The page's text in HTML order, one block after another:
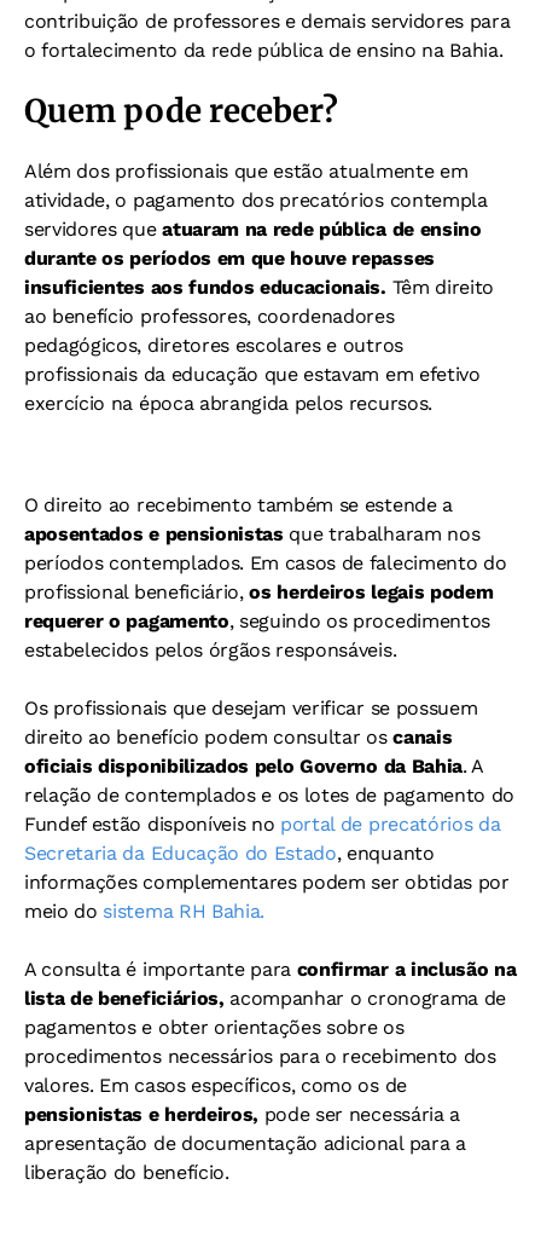
contribuição de professores e demais servidores para
o fortalecimento da rede pública de ensino na Bahia.
Quem pode receber?
Além dos profissionais que estão atualmente em
atividade, o pagamento dos precatórios contempla
servidores queatuaram na rede pública de ensino
durante os períodos em que houve repasses
insuficientes aos fundos educacionais. Têm direito
ao benefício professores, coordenadores
pedagógicos, diretores escolares e outros
profissionais da educação que estavam em efetivo
exercício na época abrangida pelos recursos.
O direito ao recebimento também se estende a
aposentados e pensionistas que trabalharam nos
períodos contemplados. Em casos de falecimento do
profissional beneficiário,os herdeiros legais podem
requerer o pagamento, seguindo os procedimentos
estabelecidos pelos órgãos responsáveis.
Os profissionais que desejam verificar se possuem
direito ao benefício podem consultar oscanais
oficiais disponibilizados pelo Governo da Bahia. A
relação de contemplados e os lotes de pagamento do
Fundef estão disponíveis no portal de precatórios da
Secretaria da Educação do Estado, enquanto
informações complementares podem ser obtidas por
meio do sistema RH Bahia.
A consulta é importante para confirmar a inclusão na
lista de beneficiários, acompanhar o cronograma de
pagamentos e obter orientações sobre os
procedimentos necessários para o recebimento dos
valores. Em casos específicos, como os de
pensionistas e herdeiros, pode ser necessária a
apresentação de documentação adicional para a
liberação do benefício.